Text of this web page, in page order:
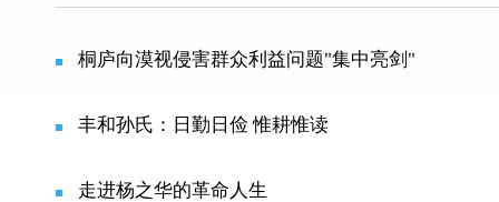
桐庐向漠视侵害群众利益问题"集中亮剑"
丰和孙氏：日勤日俭 惟耕惟读
走进杨之华的革命人生